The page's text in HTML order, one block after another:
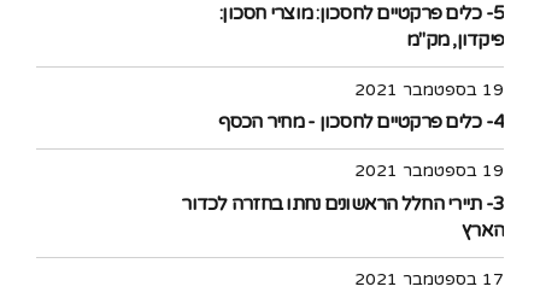
5- כלים פרקטיים לחסכון: מוצרי חסכון:
פיקדון, מק"מ
19 בספטמבר 2021
4- כלים פרקטיים לחסכון - מחיר הכסף
19 בספטמבר 2021
3- תיירי החלל הראשונים נחתו בחזרה לכדור
הארץ
17 בספטמבר 2021